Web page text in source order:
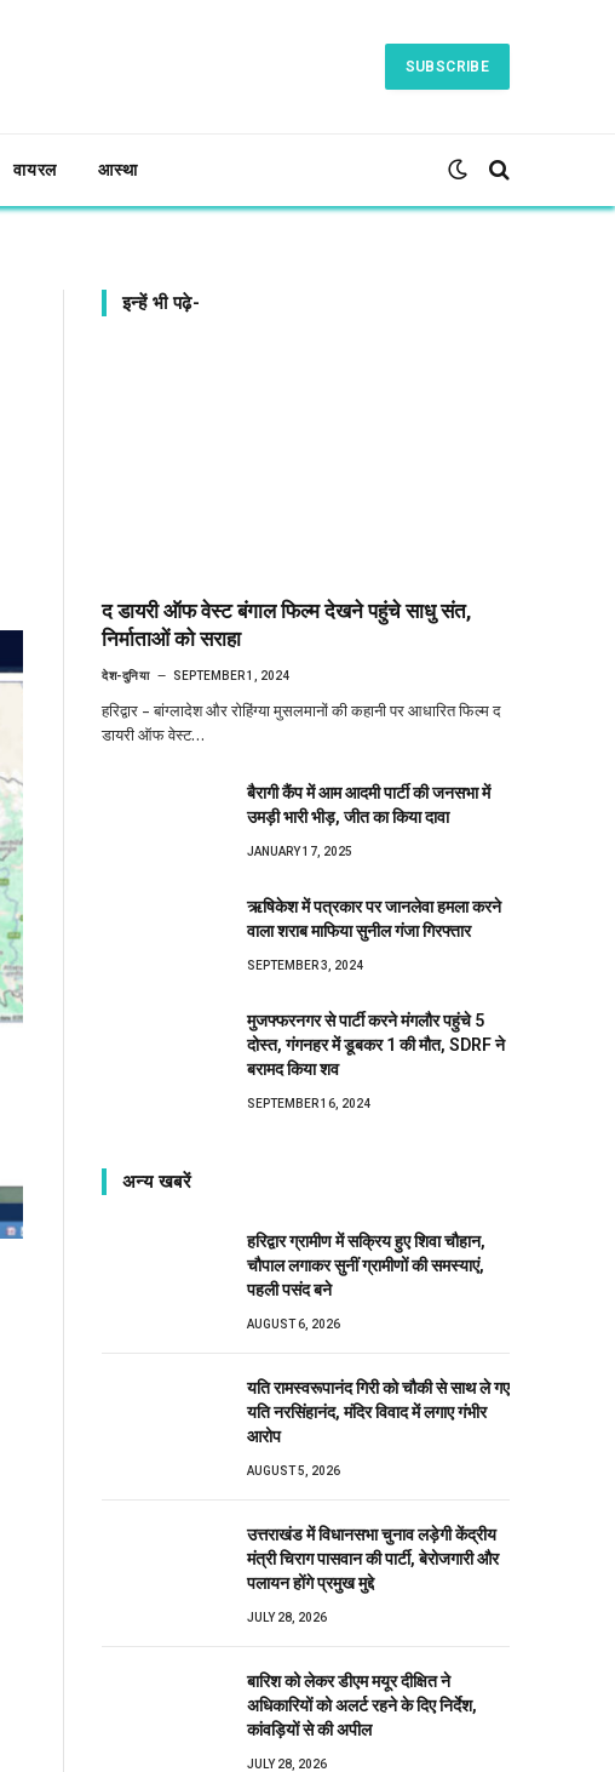
SUBSCRIBE
वायरल आस्था
इन्हें भी पढ़े-
द डायरी ऑफ वेस्ट बंगाल फिल्म देखने पहुंचे साधु संत,
निर्माताओं को सराहा
देश-दुनिया SEPTEMBER 1, 2024
हरिद्वार – बांग्लादेश और रोहिंग्या मुसलमानों की कहानी पर आधारित फिल्म द
डायरी ऑफ वेस्ट…
बैरागी कैंप में आम आदमी पार्टी की जनसभा में
उमड़ी भारी भीड़, जीत का किया दावा
JANUARY 17, 2025
ऋषिकेश में पत्रकार पर जानलेवा हमला करने
वाला शराब माफिया सुनील गंजा गिरफ्तार
SEPTEMBER 3, 2024
मुजफ्फरनगर से पार्टी करने मंगलौर पहुंचे 5
दोस्त, गंगनहर में डूबकर 1 की मौत, SDRF ने
बरामद किया शव
SEPTEMBER 16, 2024
अन्य खबरें
हरिद्वार ग्रामीण में सक्रिय हुए शिवा चौहान,
चौपाल लगाकर सुनीं ग्रामीणों की समस्याएं,
पहली पसंद बने
AUGUST 6, 2026
यति रामस्वरूपानंद गिरी को चौकी से साथ ले गए
यति नरसिंहानंद, मंदिर विवाद में लगाए गंभीर
आरोप
AUGUST 5, 2026
उत्तराखंड में विधानसभा चुनाव लड़ेगी केंद्रीय
मंत्री चिराग पासवान की पार्टी, बेरोजगारी और
पलायन होंगे प्रमुख मुद्दे
JULY 28, 2026
बारिश को लेकर डीएम मयूर दीक्षित ने
अधिकारियों को अलर्ट रहने के दिए निर्देश,
कांवड़ियों से की अपील
JULY 28, 2026